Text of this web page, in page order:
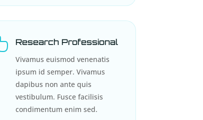
Research Professional
Vivamus euismod venenatis
ipsum id semper. Vivamus
dapibus non ante quis
vestibulum. Fusce facilisis
condimentum enim sed.